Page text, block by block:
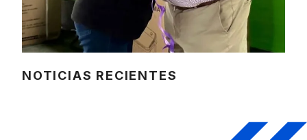
NOTICIAS RECIENTES